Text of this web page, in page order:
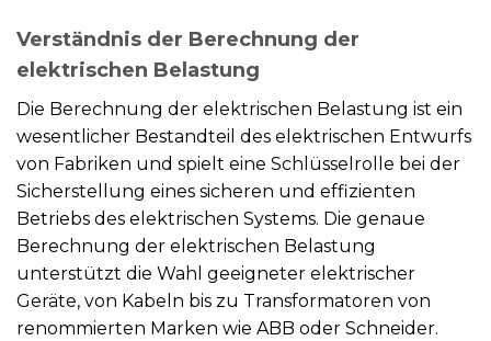
Verständnis der Berechnung der
elektrischen Belastung
Die Berechnung der elektrischen Belastung ist ein
wesentlicher Bestandteil des elektrischen Entwurfs
von Fabriken und spielt eine Schlüsselrolle bei der
Sicherstellung eines sicheren und effizienten
Betriebs des elektrischen Systems. Die genaue
Berechnung der elektrischen Belastung
unterstützt die Wahl geeigneter elektrischer
Geräte, von Kabeln bis zu Transformatoren von
renommierten Marken wie ABB oder Schneider.